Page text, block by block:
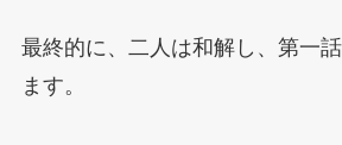
最終的に、二人は和解し、第一
ます。